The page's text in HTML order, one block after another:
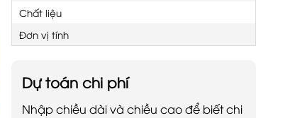
Chất liệu
Đơn vị tính
Dự toán chi phí
Nhập chiều dài và chiều cao để biết chi